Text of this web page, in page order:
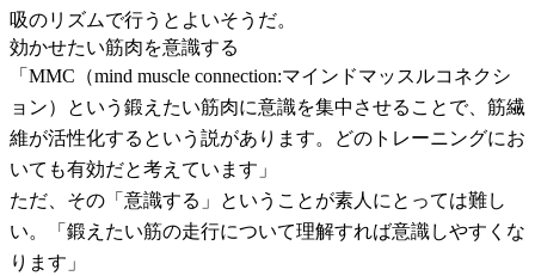
吸のリズムで行うとよいそうだ。
効かせたい筋肉を意識する
「MMC（mind muscle connection:マインドマッスルコネクシ
ョン）という鍛えたい筋肉に意識を集中させることで、筋繊
維が活性化するという説があります。どのトレーニングにお
いても有効だと考えています」
ただ、その「意識する」ということが素人にとっては難し
い。「鍛えたい筋の走行について理解すれば意識しやすくな
ります」